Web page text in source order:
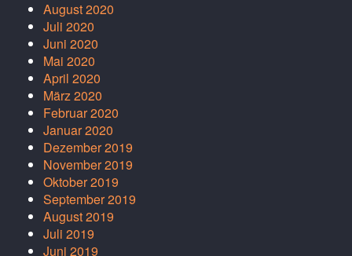
August 2020
Juli 2020
Juni 2020
Mai 2020
April 2020
März 2020
Februar 2020
Januar 2020
Dezember 2019
November 2019
Oktober 2019
September 2019
August 2019
Juli 2019
Juni 2019